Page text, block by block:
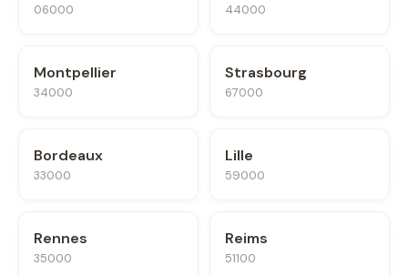
06000 44000
Montpellier
34000
Strasbourg
67000
Bordeaux
33000
Lille
59000
Rennes
35000
Reims
51100